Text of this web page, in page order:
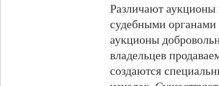
Различают аукционы
судебными органами
аукционы
владельцев
создаются